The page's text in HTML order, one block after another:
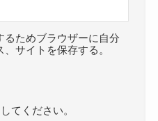
るためブラウザーに自分
サイトを保存する。
てください。